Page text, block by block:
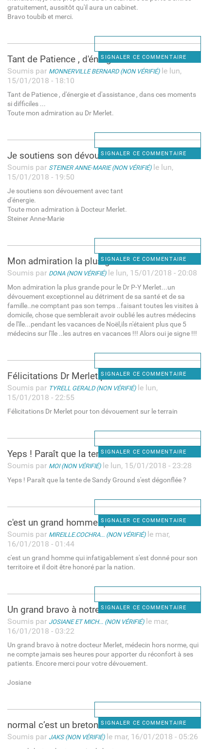
gratuitement, aussitôt qu'il aura un cabinet.
Bravo toubib et merci.
SIGNALER CE COMMENTAIRE
Tant de Patience , d'énergie
Soumis par MONNERVILLE BERNARD (NON VÉRIFIÉ)le lun,
15/01/2018 - 18:10
Tant de Patience , d'énergie et d'assistance , dans ces moments
si difficiles ...
Toute mon admiration au Dr Merlet.
SIGNALER CE COMMENTAIRE
Je soutiens son dévouement
Soumis par STEINER ANNE-MARIE (NON VÉRIFIÉ)le lun,
15/01/2018 - 19:50
Je soutiens son dévouement avec tant
d'énergie.
Toute mon admiration à Docteur Merlet.
Steiner Anne-Marie
SIGNALER CE COMMENTAIRE
Mon admiration la plus grande
Soumis par DONA (NON VÉRIFIÉ)le lun, 15/01/2018 - 20:08
Mon admiration la plus grande pour le Dr P-Y Merlet...un
dévouement exceptionnel au détriment de sa santé et de sa
famille..ne comptant pas son temps ..faisant toutes les visites à
domicile, chose que semblerait avoir oublié les autres médecins
de l'île...pendant les vacances de Noël,ils n'étaient plus que 5
médecins sur l'île ..les autres en vacances !!! Alors oui je signe !!!
SIGNALER CE COMMENTAIRE
Félicitations Dr Merlet pour
Soumis par TYRELL GERALD (NON VÉRIFIÉ)le lun,
15/01/2018 - 22:55
Félicitations Dr Merlet pour ton dévouement sur le terrain
SIGNALER CE COMMENTAIRE
Yeps ! Paraît que la tente de
Soumis par MOI (NON VÉRIFIÉ)le lun, 15/01/2018 - 23:28
Yeps ! Paraît que la tente de Sandy Ground s'est dégonflée ?
SIGNALER CE COMMENTAIRE
c'est un grand homme qui
Soumis par MIREILLE.COCHRA... (NON VÉRIFIÉ)le mar,
16/01/2018 - 01:44
c'est un grand homme qui infatigablement s'est donné pour son
territoire et il doit être honoré par la nation.
SIGNALER CE COMMENTAIRE
Un grand bravo à notre
Soumis par JOSIANE ET MICH... (NON VÉRIFIÉ)le mar,
16/01/2018 - 03:22
Un grand bravo à notre docteur Merlet, médecin hors norme, qui
ne compte jamais ses heures pour apporter du réconfort à ses
patients. Encore merci pour votre dévouement.
Josiane
SIGNALER CE COMMENTAIRE
normal c’est un breton ..
Soumis par JAKS (NON VÉRIFIÉ)le mar, 16/01/2018 - 05:26